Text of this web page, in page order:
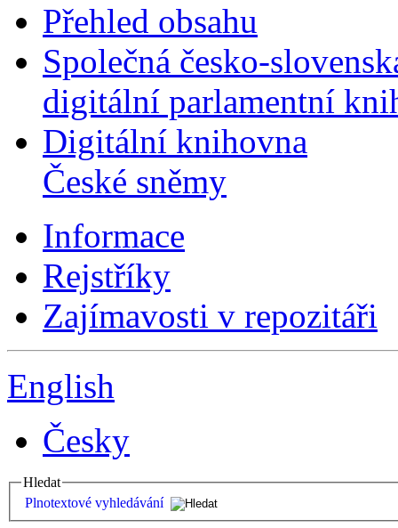
Přehled obsahu
Společná česko-
digitální parlamentní
Digitální knihovna
České sněmy
Informace
Rejstříky
Zajímavosti v repozitáři
English
Česky
Hledat
Plnotextové vyhledávání